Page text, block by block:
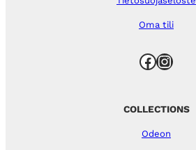
Oma tili
Facebook Instagram
COLLECTIONS
Odeon